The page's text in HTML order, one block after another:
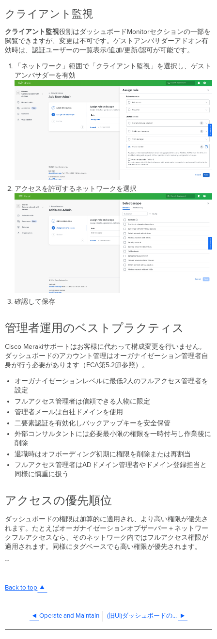
クライアント監視
クライアント監視役割はダッシュボードMonitorセクションの一部を
閲覧できますが、変更は不可です。ゲストアンバサダーアドオン有
効時は、認証ユーザーの一覧表示/追加/更新/認可が可能です。
「ネットワーク」範囲で「クライアント監視」を選択し、ゲスト
アンバサダーを有効
アクセスを許可するネットワークを選択
確認して保存
管理者運用のベストプラクティス
Cisco Merakiサポートはお客様に代わって構成変更を行いません。
ダッシュボードのアカウント管理はオーガナイゼーション管理者自
身が行う必要があります（ECA第5.2節参照）。
オーガナイゼーションレベルに最低2人のフルアクセス管理者を
設定
フルアクセス管理者は信頼できる人物に限定
管理者メールは自社ドメインを使用
二要素認証を有効化しバックアップキーを安全保管
外部コンサルタントには必要最小限の権限を一時付与し作業後に
削除
退職時はオフボーディング初期に権限を削除または再割当
フルアクセス管理者はADドメイン管理者やドメイン登録担当と
同様に慎重に扱う
アクセスの優先順位
ダッシュボードの権限は加算的に適用され、より高い権限が優先さ
れます。たとえばオーガナイゼーションオブザーバー＋ネットワー
クフルアクセスなら、そのネットワーク内ではフルアクセス権限が
適用されます。同様にタグベースでも高い権限が優先されます。
```
Back to top
Operate and Maintain (旧UI)ダッシュボードの管理者と権限の管理